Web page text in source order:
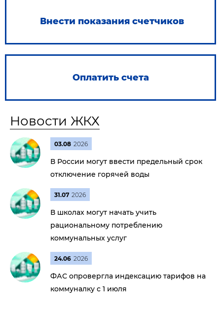
Внести показания счетчиков
Оплатить счета
Новости ЖКХ
03.08 2026
В России могут ввести предельный срок
отключение горячей воды
31.07 2026
В школах могут начать учить
рациональному потреблению
коммунальных услуг
24.06 2026
ФАС опровергла индексацию тарифов на
коммуналку с 1 июля